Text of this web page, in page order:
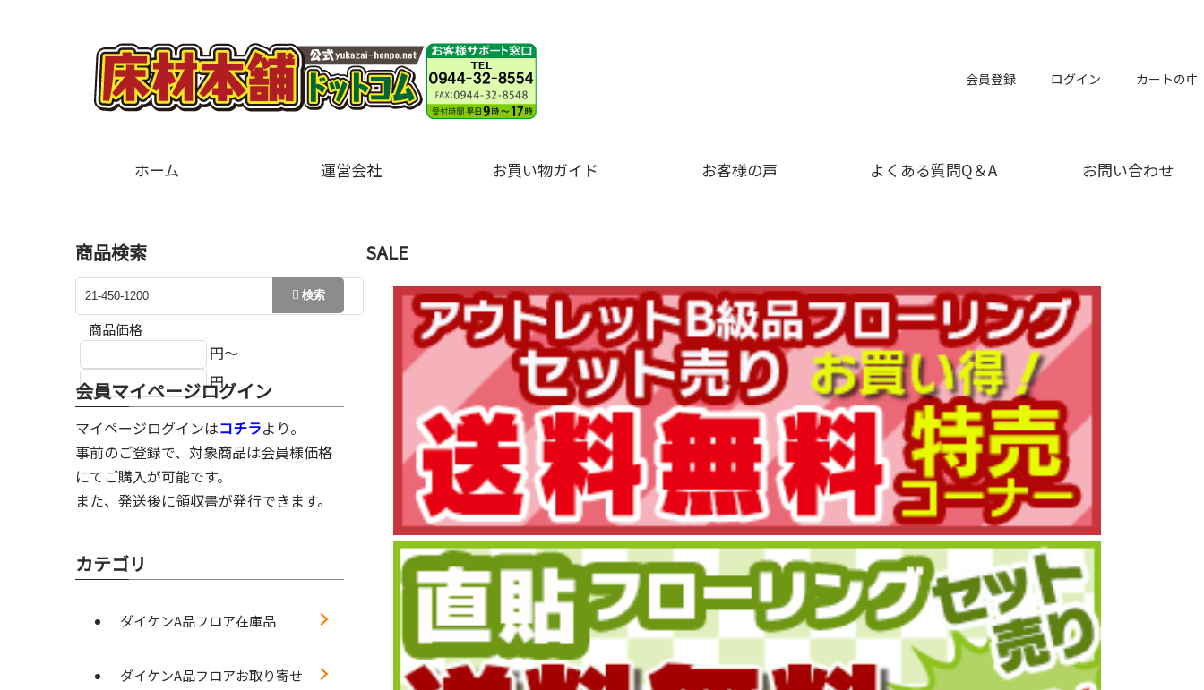
会員登録 ログイン カートの中
ホーム 運営会社 お買い物ガイド お客様の声 よくある質問Q＆A お問い合わせ
SALE
商品検索
商品価格
円～
円
会員マイページログイン
マイページログインはコチラより。
事前のご登録で、対象商品は会員様価格
にてご購入が可能です。
また、発送後に領収書が発行できます。
カテゴリ
ダイケンA品フロア在庫品
ダイケンA品フロアお取り寄せ